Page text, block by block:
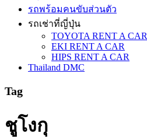
รถพร้อมคนขับส่วนตัว
รถเช่าที่ญี่ปุ่น
TOYOTA RENT A CAR
EKI RENT A CAR
HIPS RENT A CAR
Thailand DMC
Tag
ชูโงกุ